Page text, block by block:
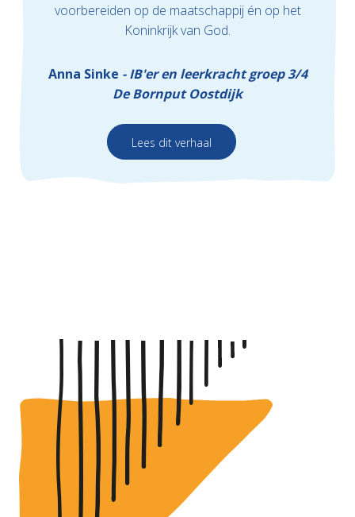
voorbereiden op de maatschappij én op het
Koninkrijk van God.
Anna Sinke
IB'er en leerkracht groep 3/4
De Bornput Oostdijk
Lees dit verhaal